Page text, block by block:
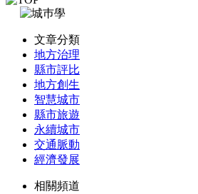
文章分類
地方治理
縣市評比
地方創生
智慧城市
縣市旅遊
永續城市
交通脈動
經濟發展
相關頻道